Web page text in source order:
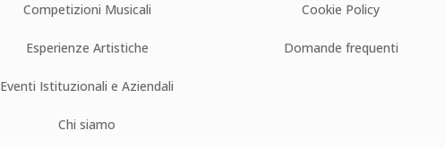
Competizioni Musicali
Esperienze Artistiche
Eventi Istituzionali e Aziendali
Chi siamo
Cookie Policy
Domande frequenti